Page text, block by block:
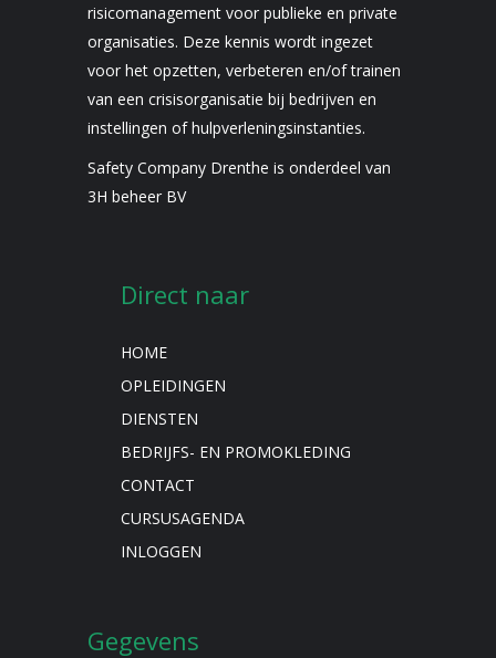
risicomanagement voor publieke en private
organisaties. Deze kennis wordt ingezet
voor het opzetten, verbeteren en/of trainen
van een crisisorganisatie bij bedrijven en
instellingen of hulpverleningsinstanties.
Safety Company Drenthe is onderdeel van
3H beheer BV
Direct naar
HOME
OPLEIDINGEN
DIENSTEN
BEDRIJFS- EN PROMOKLEDING
CONTACT
CURSUSAGENDA
INLOGGEN
Gegevens